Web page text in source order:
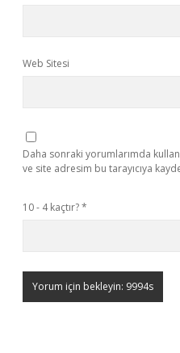
Web Sitesi
Daha sonraki yorumlarımda
ve site adresim bu tarayıcıya
10 - 4 kaçtır?*